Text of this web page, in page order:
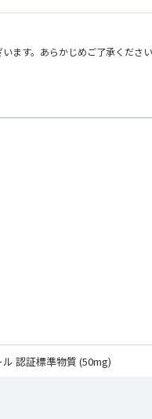
ます。あらかじめご了承くださ
ル 認証標準物質 (50mg)